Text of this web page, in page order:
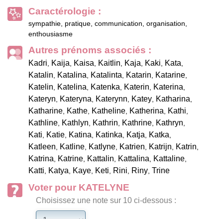
Caractérologie :
sympathie, pratique, communication, organisation,
enthousiasme
Autres prénoms associés :
Kadri, Kaija, Kaisa, Kaitlin, Kaja, Kaki, Kata,
Katalin, Katalina, Katalinta, Katarin, Katarine,
Katelin, Katelina, Katenka, Katerin, Katerina,
Kateryn, Kateryna, Katerynn, Katey, Katharina,
Katharine, Kathe, Katheline, Katherina, Kathi,
Kathline, Kathlyn, Kathrin, Kathrine, Kathryn,
Kati, Katie, Katina, Katinka, Katja, Katka,
Katleen, Katline, Katlyne, Katrien, Katrijn, Katrin,
Katrina, Katrine, Kattalin, Kattalina, Kattaline,
Katti, Katya, Kaye, Keti, Rini, Riny, Trine
Voter pour KATELYNE
Choisissez une note sur 10 ci-dessous :